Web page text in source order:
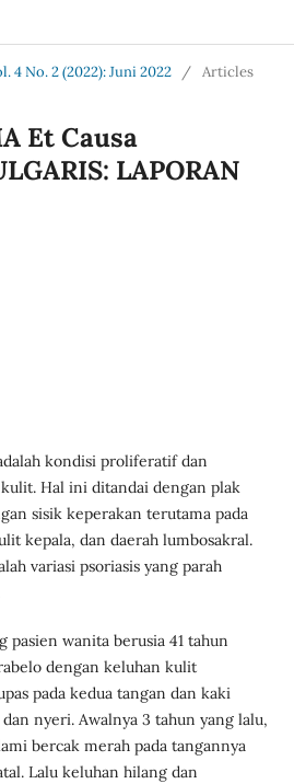
4 No. 2 (2022): Juni 2022 / Articles
Et Causa
LAPORAN
kondisi proliferatif dan
Hal ini ditandai dengan plak
sisik keperakan terutama pada
kepala, dan daerah lumbosakral.
variasi psoriasis yang parah
pasien wanita berusia 41 tahun
dengan keluhan kulit
pada kedua tangan dan kaki
nyeri. Awalnya 3 tahun yang lalu,
bercak merah pada tangannya
Lalu keluhan hilang dan